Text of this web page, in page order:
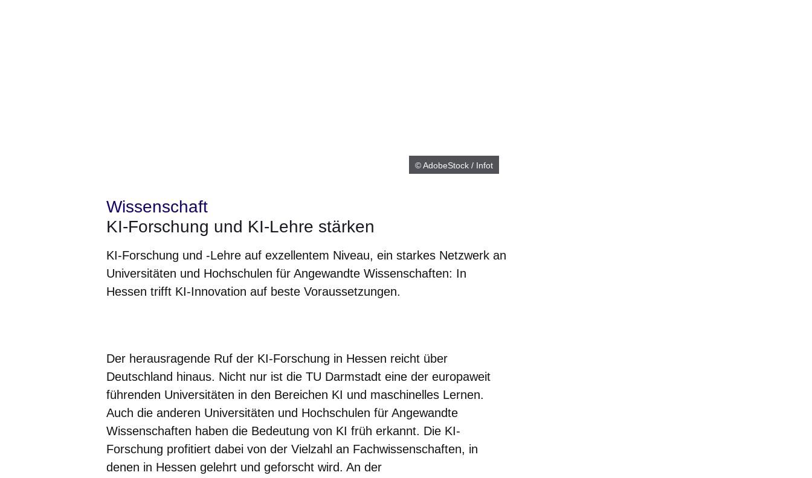
© AdobeStock / Infot
Wissenschaft
KI-Forschung und KI-Lehre stärken
KI-Forschung und -Lehre auf exzellentem Niveau, ein starkes Netzwerk an
Universitäten und Hochschulen für Angewandte Wissenschaften: In
Hessen trifft KI-Innovation auf beste Voraussetzungen.
Der herausragende Ruf der KI-Forschung in Hessen reicht über
Deutschland hinaus. Nicht nur ist die TU Darmstadt eine der europaweit
führenden Universitäten in den Bereichen KI und maschinelles Lernen.
Auch die anderen Universitäten und Hochschulen für Angewandte
Wissenschaften haben die Bedeutung von KI früh erkannt. Die KI-
Forschung profitiert dabei von der Vielzahl an Fachwissenschaften, in
denen in Hessen gelehrt und geforscht wird. An der